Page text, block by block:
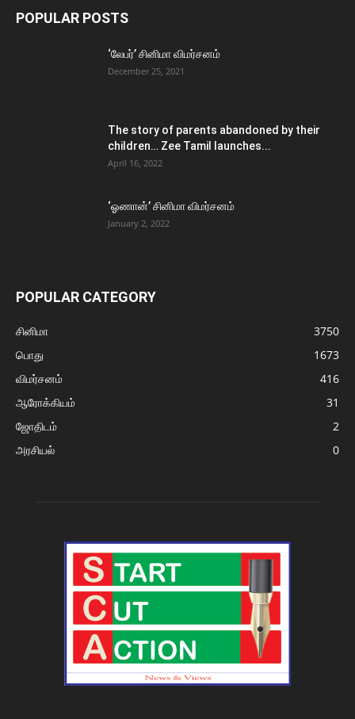
POPULAR POSTS
‘லேபர்’ சினிமா விமர்சனம்
December 25, 2021
The story of parents abandoned by their
children… Zee Tamil launches...
April 16, 2022
‘ஓணான்’ சினிமா விமர்சனம்
January 2, 2022
POPULAR CATEGORY
சினிமா
3750
பொது
1673
விமர்சனம்
416
ஆரோக்கியம்
31
ஜோதிடம்
2
அரசியல்
0